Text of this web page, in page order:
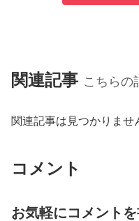
関連記事 こちらの
関連記事は見つかりませ
コメント
お気軽にコメント